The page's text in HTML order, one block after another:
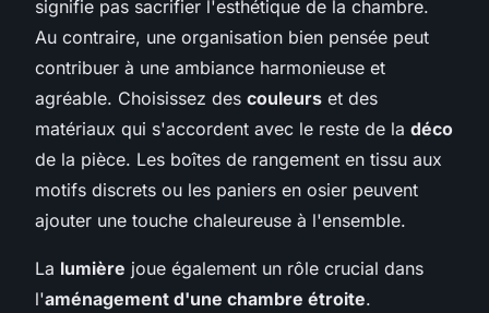
signifie pas sacrifier l'esthétique de la chambre.
Au contraire, une organisation bien pensée peut
contribuer à une ambiance harmonieuse et
agréable. Choisissez des couleurs et des
matériaux qui s'accordent avec le reste de la déco
de la pièce. Les boîtes de rangement en tissu aux
motifs discrets ou les paniers en osier peuvent
ajouter une touche chaleureuse à l'ensemble.
La lumière joue également un rôle crucial dans
l'aménagement d'une chambre étroite.